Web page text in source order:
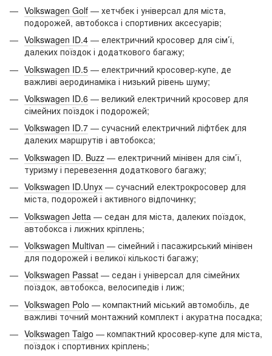
Volkswagen Golf — хетчбек і універсал для міста,
подорожей, автобокса і спортивних аксесуарів;
Volkswagen ID.4 — електричний кросовер для сім’ї,
далеких поїздок і додаткового багажу;
Volkswagen ID.5 — електричний кросовер-купе, де
важливі аеродинаміка і низький рівень шуму;
Volkswagen ID.6 — великий електричний кросовер для
сімейних поїздок і подорожей;
Volkswagen ID.7 — сучасний електричний ліфтбек для
далеких маршрутів і автобокса;
Volkswagen ID. Buzz — електричний мінівен для сім’ї,
туризму і перевезення додаткового багажу;
Volkswagen ID.Unyx — сучасний електрокросовер для
міста, подорожей і активного відпочинку;
Volkswagen Jetta — седан для міста, далеких поїздок,
автобокса і лижних кріплень;
Volkswagen Multivan — сімейний і пасажирський мінівен
для подорожей і великої кількості багажу;
Volkswagen Passat — седан і універсал для сімейних
поїздок, автобокса, велосипедів і лиж;
Volkswagen Polo — компактний міський автомобіль, де
важливі точний монтажний комплект і акуратна посадка;
Volkswagen Taigo — компактний кросовер-купе для міста,
поїздок і спортивних кріплень;